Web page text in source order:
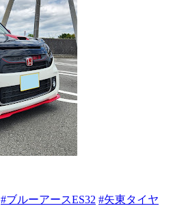
#ブルーアースES32 #矢東タイヤ